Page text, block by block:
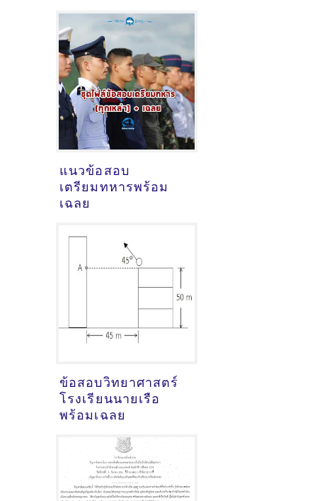
แนวข้อสอบ
เตรียมทหารพร้อม
เฉลย
ข้อสอบวิทยาศาสตร์
โรงเรียนนายเรือ
พร้อมเฉลย